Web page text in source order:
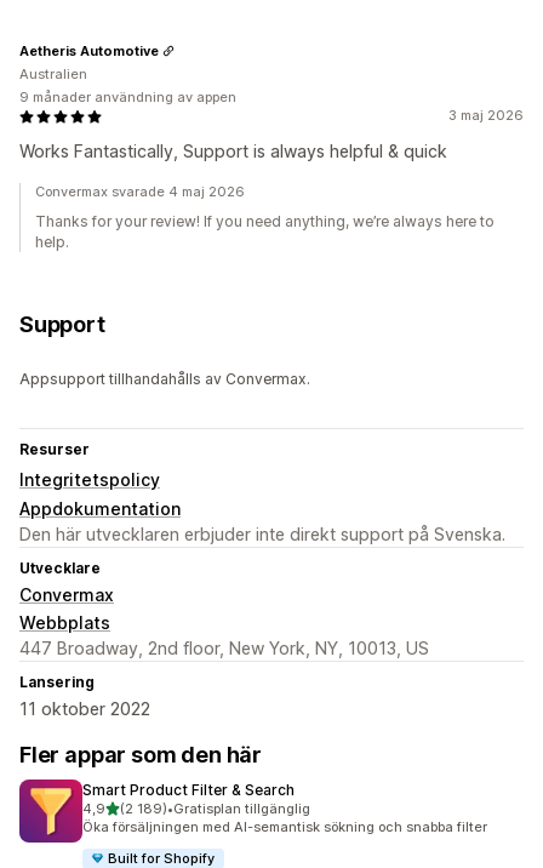
3 maj 2026
Works Fantastically, Support is always helpful & quick
Aetheris Automotive
Australien
9 månader användning av appen
Convermax svarade 4 maj 2026
Thanks for your review! If you need anything, we’re always here to
help.
Support
Appsupport tillhandahålls av Convermax.
Resurser
Integritetspolicy
Appdokumentation
Den här utvecklaren erbjuder inte direkt support på Svenska.
Utvecklare
Convermax
Webbplats
447 Broadway, 2nd floor, New York, NY, 10013, US
Lansering
11 oktober 2022
Fler appar som den här
Smart Product Filter & Search
4,9av 5 stjärnor
(2 189)
2189 recensioner totalt
•Gratisplan tillgänglig
Öka försäljningen med AI-semantisk sökning och snabba filter
Built for Shopify